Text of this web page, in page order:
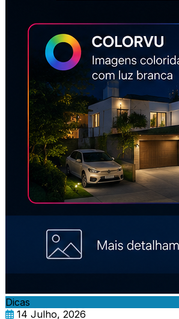
Dicas
14 Julho, 2026